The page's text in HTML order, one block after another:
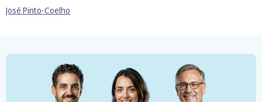
José Pinto-Coelho